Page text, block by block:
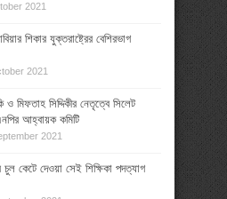
2021
শিকার যুক্তরাষ্ট্রের বেশিরভাগ
2021
ও মিফতাহ সিদ্দিকীর নেতৃত্বে সিলেট
আহ্বায়ক কমিটি
2021
চুল কেটে দেওয়া সেই শিক্ষিকা পদত্যাগ